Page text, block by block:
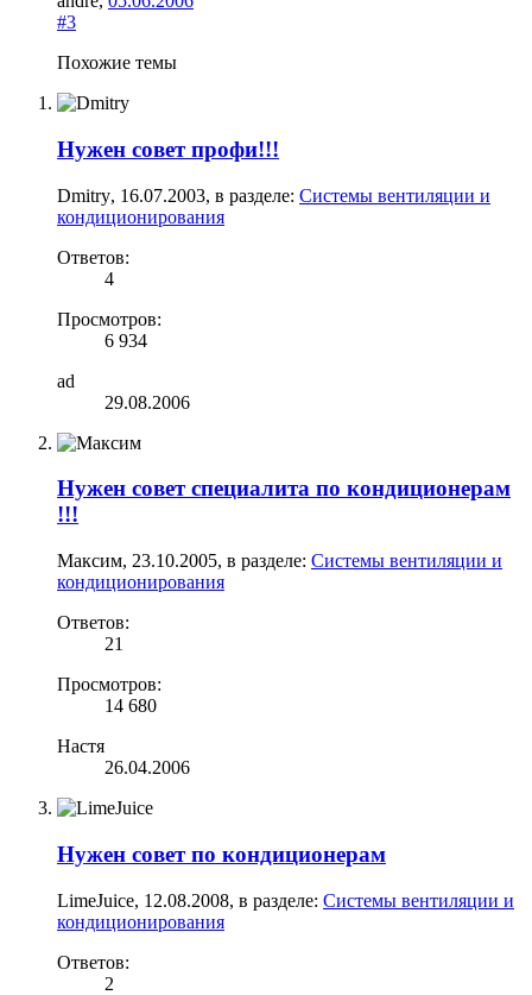
#3
Похожие темы
Нужен совет профи!!!
Dmitry, 16.07.2003, в разделе: Системы вентиляции и
кондиционирования
Ответов:
4
Просмотров:
6 934
ad
29.08.2006
Нужен совет специалита по кондиционерам
!!!
Максим, 23.10.2005, в разделе: Системы вентиляции и
кондиционирования
Ответов:
21
Просмотров:
14 680
Настя
26.04.2006
Нужен совет по кондиционерам
LimeJuice, 12.08.2008, в разделе: Системы вентиляции и
кондиционирования
Ответов:
2